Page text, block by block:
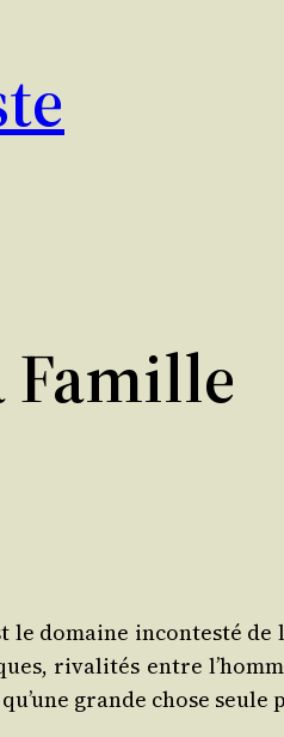
Famille
domaine incon­tes­té
riva­li­tés entre
grande chose seule